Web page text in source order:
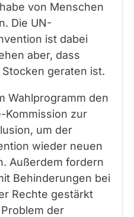
von Menschen
Die UN-
ist dabei
aber, dass
geraten ist.
Wahlprogramm den
Kommission zur
um der
wieder neuen
Außerdem fordern
Behinderungen bei
Rechte gestärkt
der